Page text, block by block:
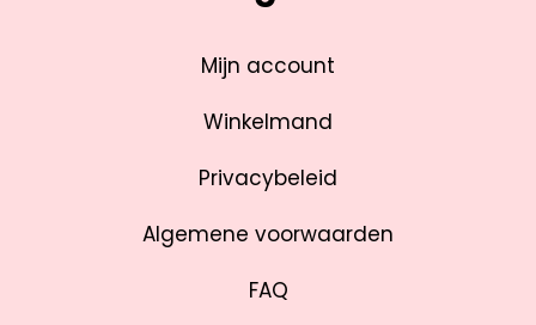
Mijn account
Winkelmand
Privacybeleid
Algemene voorwaarden
FAQ